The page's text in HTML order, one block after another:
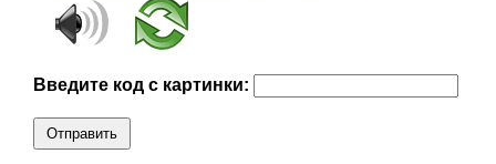
Введите код с картинки:
Отправить